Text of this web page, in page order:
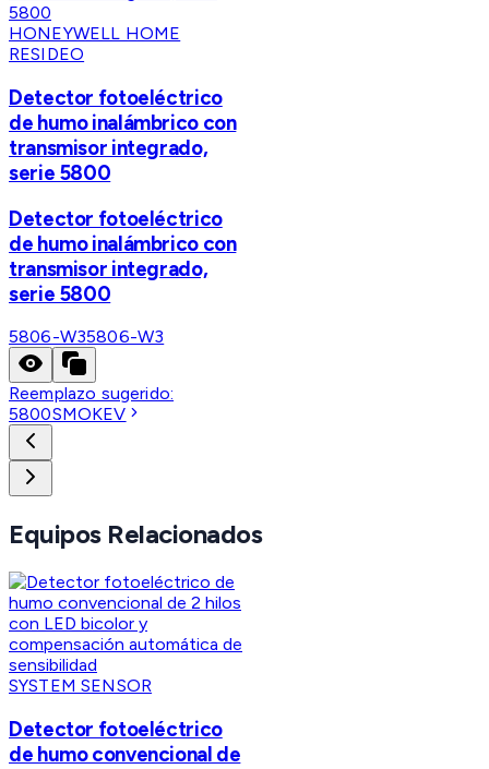
HONEYWELL HOME
RESIDEO
Detector fotoeléctrico
de humo inalámbrico con
transmisor integrado,
serie 5800
Detector fotoeléctrico
de humo inalámbrico con
transmisor integrado,
serie 5800
5806-W35806-W3
Reemplazo sugerido:
5800SMOKEV
Equipos Relacionados
SYSTEM SENSOR
Detector fotoeléctrico
de humo convencional de